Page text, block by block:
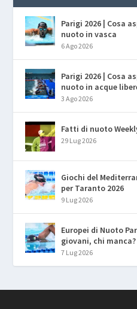
Parigi 2026 | Cosa
nuoto in vasca
6 Ago 2026
Parigi 2026 | Cosa
nuoto in acque
3 Ago 2026
Fatti di nuoto
29 Lug 2026
Giochi del
per Taranto 2026
9 Lug 2026
Europei di Nuoto
giovani, chi manca?
7 Lug 2026